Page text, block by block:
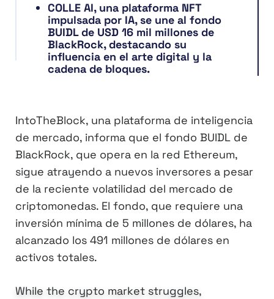
COLLE AI, una plataforma NFT
impulsada por IA, se une al fondo
BUIDL de USD 16 mil millones de
BlackRock, destacando su
influencia en el arte digital y la
cadena de bloques.
IntoTheBlock, una plataforma de inteligencia
de mercado, informa que el fondo BUIDL de
BlackRock, que opera en la red Ethereum,
sigue atrayendo a nuevos inversores a pesar
de la reciente volatilidad del mercado de
criptomonedas. El fondo, que requiere una
inversión mínima de 5 millones de dólares, ha
alcanzado los 491 millones de dólares en
activos totales.
While the crypto market struggles,